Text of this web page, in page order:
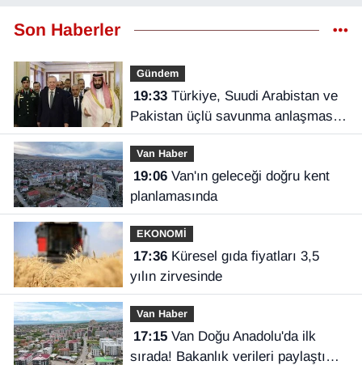
Son Haberler
Gündem
19:33Türkiye, Suudi Arabistan ve
Pakistan üçlü savunma anlaşması
imzaladı
Van Haber
19:06Van'ın geleceği doğru kent
planlamasında
EKONOMİ
17:36Küresel gıda fiyatları 3,5
yılın zirvesinde
Van Haber
17:15Van Doğu Anadolu'da ilk
sırada! Bakanlık verileri paylaştı…